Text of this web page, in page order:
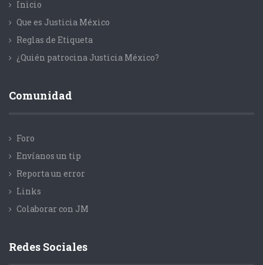
Inicio
Que es Justicia México
Reglas de Etiqueta
¿Quién patrocina Justicia México?
Comunidad
Foro
Envíanos un tip
Reporta un error
Links
Colaborar con JM
Redes Sociales